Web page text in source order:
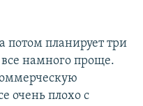
планирует три
намного проще.
очень плохо с